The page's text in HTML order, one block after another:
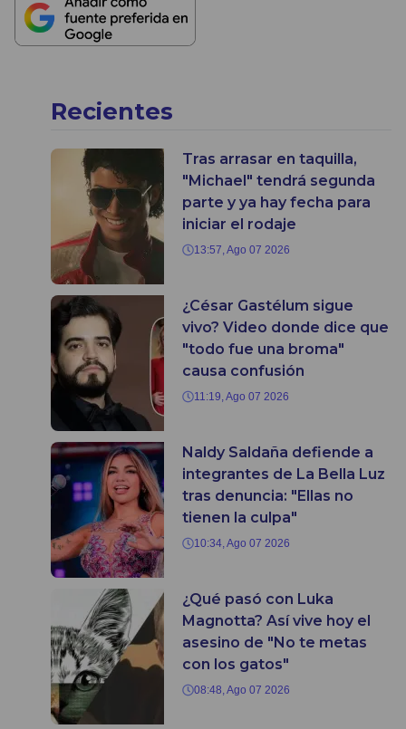
Recientes
Tras arrasar en taquilla,
"Michael" tendrá segunda
parte y ya hay fecha para
iniciar el rodaje
13:57, Ago 07 2026
¿César Gastélum sigue
vivo? Video donde dice que
"todo fue una broma"
causa confusión
11:19, Ago 07 2026
Naldy Saldaña defiende a
integrantes de La Bella Luz
tras denuncia: "Ellas no
tienen la culpa"
10:34, Ago 07 2026
¿Qué pasó con Luka
Magnotta? Así vive hoy el
asesino de "No te metas
con los gatos"
08:48, Ago 07 2026